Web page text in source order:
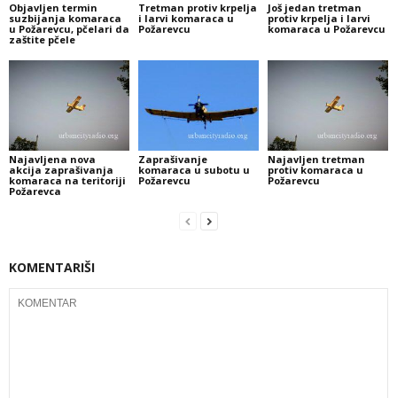
Objavljen termin
suzbijanja komaraca
u Požarevcu, pčelari da
zaštite pčele
Tretman protiv krpelja
i larvi komaraca u
Požarevcu
Još jedan tretman
protiv krpelja i larvi
komaraca u Požarevcu
Najavljena nova
akcija zaprašivanja
komaraca na teritoriji
Požarevca
Zaprašivanje
komaraca u subotu u
Požarevcu
Najavljen tretman
protiv komaraca u
Požarevcu
KOMENTARIŠI